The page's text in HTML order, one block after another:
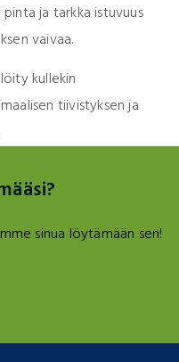
ja tarkka istuvuus
vaivaa.
kullekin
tiivistyksen ja
sinua löytämään sen!